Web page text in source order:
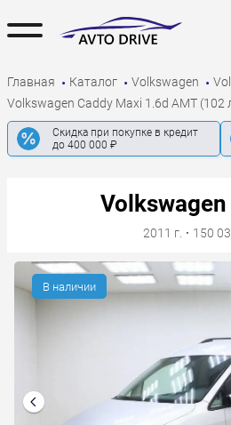
Главная Каталог Volkswagen
Volkswagen Caddy Maxi 1.6d AMT (102
Скидка при покупке в кредит
до 400 000 ₽
Volkswagen
2011 г. · 150
В наличии